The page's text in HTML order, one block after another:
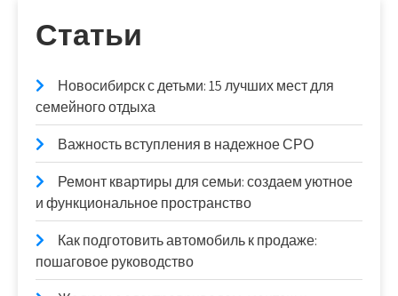
Статьи
Новосибирск с детьми: 15 лучших мест для
семейного отдыха
Важность вступления в надежное СРО
Ремонт квартиры для семьи: создаем уютное
и функциональное пространство
Как подготовить автомобиль к продаже:
пошаговое руководство